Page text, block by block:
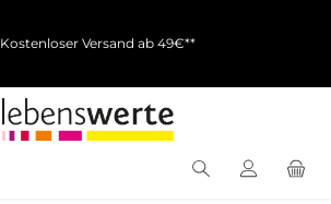
Kostenloser Versand ab 49€**